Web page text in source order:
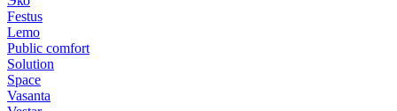
Festus
Lemo
Public comfort
Solution
Space
Vasanta